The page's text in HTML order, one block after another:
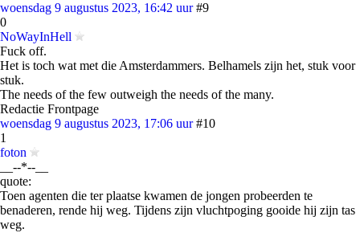
woensdag 9 augustus 2023, 16:42 uur #9
0
NoWayInHell
Fuck off.
Het is toch wat met die Amsterdammers. Belhamels zijn het, stuk voor
stuk.
The needs of the few outweigh the needs of the many.
Redactie Frontpage
woensdag 9 augustus 2023, 17:06 uur #10
1
foton
__--*--__
quote:
Toen agenten die ter plaatse kwamen de jongen probeerden te
benaderen, rende hij weg. Tijdens zijn vluchtpoging gooide hij zijn tas
weg.